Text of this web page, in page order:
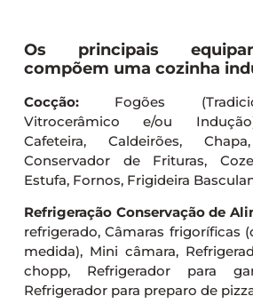
Os principais
compõem uma cozinha
Cocção: Fogões
Vitrocerâmico e/ou
Cafeteira, Caldeirões,
Conservador de Frituras,
Estufa, Fornos, Frigideira
Refrigeração Conservação de
refrigerado, Câmaras frigoríficas
medida), Mini câmara,
chopp, Refrigerador para
Refrigerador para preparo de